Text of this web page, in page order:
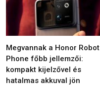
Megvannak a Honor Robot
Phone főbb jellemzői:
kompakt kijelzővel és
hatalmas akkuval jön